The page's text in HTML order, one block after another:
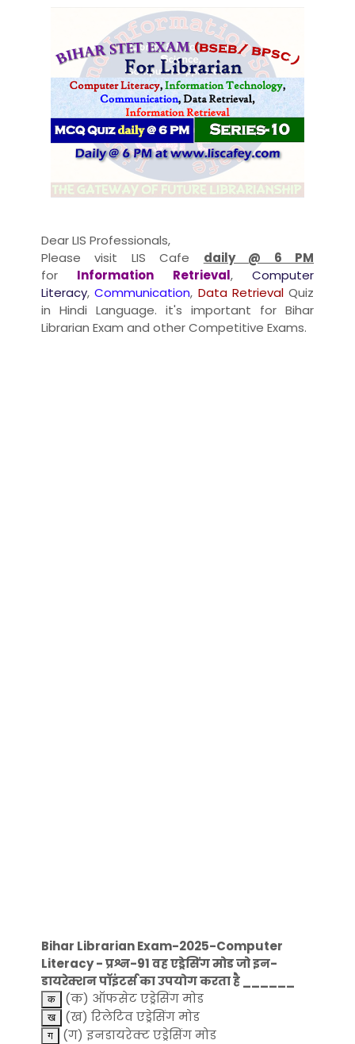
Dear LIS Professionals,
Please visit LIS Cafe daily @ 6 PM
for Information Retrieval,Computer
Literacy,Communication, Data RetrievalQuiz
in Hindi Language. it's important for Bihar
Librarian Exam and other Competitive Exams.
Bihar Librarian Exam-2025-Computer
Literacy - प्रश्न-91 वह एड्रेसिंग मोड जो इन-
डायरेक्शन पॉइंटर्स का उपयोग करता है ______
(क) ऑफसेट एड्रेसिंग मोड
(ख) रिलेटिव एड्रेसिंग मोड
(ग) इनडायरेक्ट एड्रेसिंग मोड